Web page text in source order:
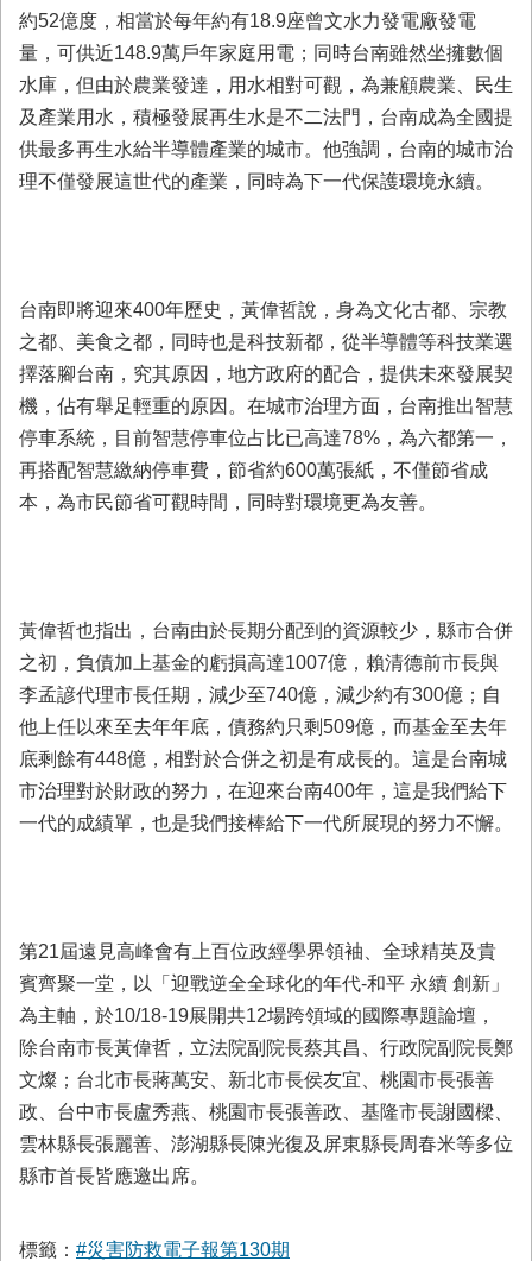
約52億度，相當於每年約有18.9座曾文水力發電廠發電
量，可供近148.9萬戶年家庭用電；同時台南雖然坐擁數個
水庫，但由於農業發達，用水相對可觀，為兼顧農業、民生
及產業用水，積極發展再生水是不二法門，台南成為全國提
供最多再生水給半導體產業的城市。他強調，台南的城市治
理不僅發展這世代的產業，同時為下一代保護環境永續。
台南即將迎來400年歷史，黃偉哲說，身為文化古都、宗教
之都、美食之都，同時也是科技新都，從半導體等科技業選
擇落腳台南，究其原因，地方政府的配合，提供未來發展契
機，佔有舉足輕重的原因。在城市治理方面，台南推出智慧
停車系統，目前智慧停車位占比已高達78%，為六都第一，
再搭配智慧繳納停車費，節省約600萬張紙，不僅節省成
本，為市民節省可觀時間，同時對環境更為友善。
黃偉哲也指出，台南由於長期分配到的資源較少，縣市合併
之初，負債加上基金的虧損高達1007億，賴清德前市長與
李孟諺代理市長任期，減少至740億，減少約有300億；自
他上任以來至去年年底，債務約只剩509億，而基金至去年
底剩餘有448億，相對於合併之初是有成長的。這是台南城
市治理對於財政的努力，在迎來台南400年，這是我們給下
一代的成績單，也是我們接棒給下一代所展現的努力不懈。
第21屆遠見高峰會有上百位政經學界領袖、全球精英及貴
賓齊聚一堂，以「迎戰逆全全球化的年代-和平 永續 創新」
為主軸，於10/18-19展開共12場跨領域的國際專題論壇，
除台南市長黃偉哲，立法院副院長蔡其昌、行政院副院長鄭
文燦；台北市長蔣萬安、新北市長侯友宜、桃園市長張善
政、台中市長盧秀燕、桃園市長張善政、基隆市長謝國樑、
雲林縣長張麗善、澎湖縣長陳光復及屏東縣長周春米等多位
縣市首長皆應邀出席。
標籤： #災害防救電子報第130期